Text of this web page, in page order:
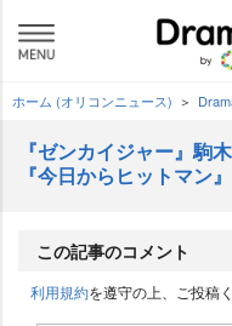
ホーム (オリコンニュース)
『ゼンカイジャー』駒
『今日からヒットマン
この記事のコメント
利用規約を遵守の上、ご投稿く